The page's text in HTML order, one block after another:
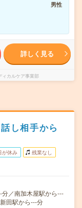
男性
詳しく見る
カルケア事業部
し相手から
が休み 残業なし
／南加木屋駅から---
田駅から---分